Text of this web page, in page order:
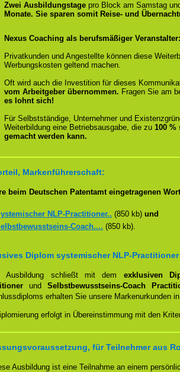
Zwei Ausbildungstage pro Block am Samstag
Monate. Sie sparen somit Reise- und
Nexus Coaching als berufsmäßiger Veranstalter:
Privatkunden und Angestellte können diese
Werbungskosten geltend machen.
Oft wird auch die Investition für dieses
vom Arbeitgeber übernommen. Fragen Sie am
es lohnt sich!
Für Selbstständige, Unternehmer und
Weiterbildung eine Betriebsausgabe, die zu 100 %
gemacht werden kann.
Markenführerschaft:
beim Deutschen Patentamt eingetragenen
NLP-Practitioner.. (850 kb) und
Coach.... (850 kb).
Diplom systemischer NLP-
Ausbildung schließt mit dem exklusiven
undSelbstbewusstseins-Coach
erhalten Sie unsere Markenurkunden
erfolgt in Übereinstimmung mit den
für Teilnehmer aus
Ausbildung ist eine Teilnahme an einem